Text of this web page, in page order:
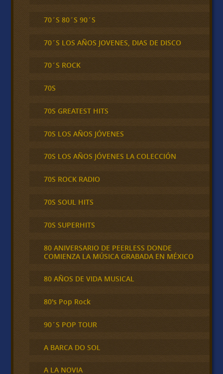
70´S 80´S 90´S
70´S LOS AÑOS JOVENES, DIAS DE DISCO
70´S ROCK
70S
70S GREATEST HITS
70S LOS AÑOS JÓVENES
70S LOS AÑOS JÓVENES LA COLECCIÓN
70S ROCK RADIO
70S SOUL HITS
70S SUPERHITS
80 ANIVERSARIO DE PEERLESS DONDE
COMIENZA LA MÚSICA GRABADA EN MÉXICO
80 AÑOS DE VIDA MUSICAL
80's Pop Rock
90´S POP TOUR
A BARCA DO SOL
A LA NOVIA